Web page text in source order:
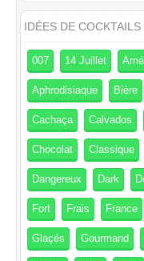
IDÉES DE COCKTAILS
007 14 Juillet
Aphrodisiaque Bière
Cachaça Calvados
Chocolat Classique
Dangereux Dark
Fort Frais France
Glaçés Gourmand